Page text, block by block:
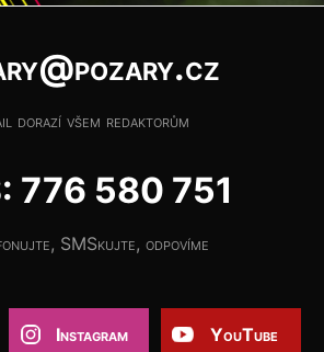
dorazí všem redaktorům
776 580 751
SMSkujte, odpovíme
Instagram YouTube